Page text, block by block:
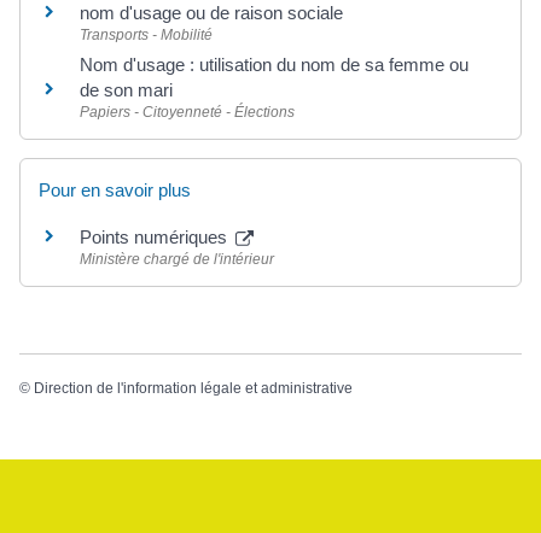
nom d'usage ou de raison sociale
Transports - Mobilité
Nom d'usage : utilisation du nom de sa femme ou
de son mari
Papiers - Citoyenneté - Élections
Pour en savoir plus
Points numériques
Ministère chargé de l'intérieur
© Direction de l'information légale et administrative